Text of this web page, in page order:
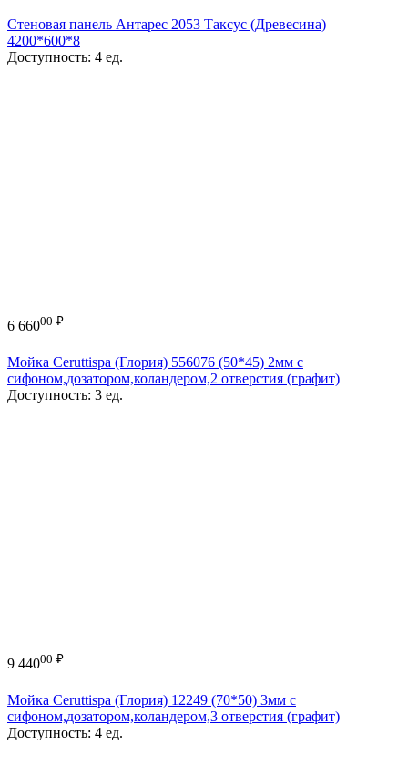
Стеновая панель Антарес 2053 Таксус (Древесина)
4200*600*8
Доступность: 4 ед.
6 66000 ₽
Мойка Ceruttispa (Глория) 556076 (50*45) 2мм с
сифоном,дозатором,коландером,2 отверстия (графит)
Доступность: 3 ед.
9 44000 ₽
Мойка Ceruttispa (Глория) 12249 (70*50) 3мм с
сифоном,дозатором,коландером,3 отверстия (графит)
Доступность: 4 ед.